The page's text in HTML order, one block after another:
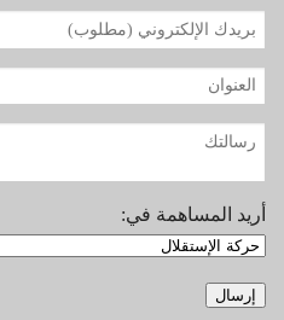
أريد المساهمة في: